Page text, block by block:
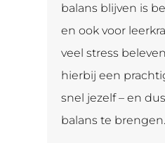
balans blijven is
en ook voor
veel stress
hierbij een
snel jezelf – en
balans te brengen.